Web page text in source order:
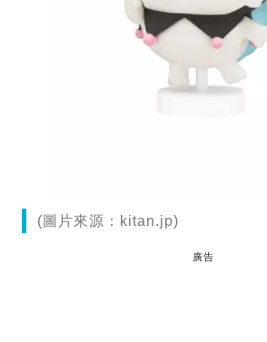
(圖片來源：kitan.jp)
廣告